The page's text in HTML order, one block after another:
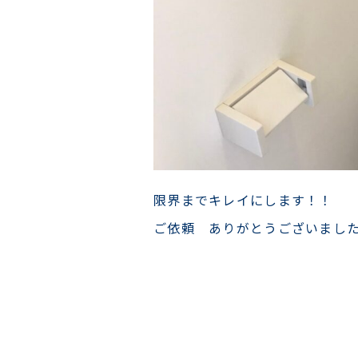
限界までキレイにします！！
ご依頼 ありがとうございまし